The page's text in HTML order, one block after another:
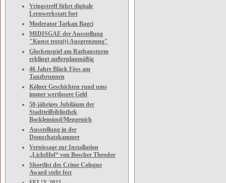
Vringstreff führt digitale
Lernwerkstatt fort
Moderator Tarkan Bagci
MIDISGAE der Ausstellung
"Kunst trotz(t) Ausgrenzung"
Glockenspiel am Rathausturm
erklingt außerplanmäßig
46 Jahre Bläck Föss am
Tanzbrunnen
Kölner Geschichten rund ums
immer wertlosere Geld
50-jähriges Jubiläum der
Stadtteilbibliothek
Bocklemünd/Mengenich
Ausstellung in der
Domschatzkammer
Vernissage zur Installation
„LichtHof“ von Boscher Theodor
Shortlist des Crime Cologne
Award steht fest